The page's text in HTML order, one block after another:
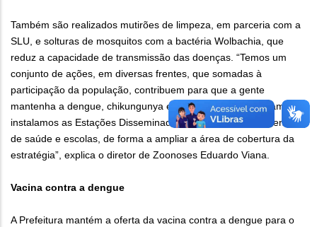
Também são realizados mutirões de limpeza, em parceria com a
SLU, e solturas de mosquitos com a bactéria Wolbachia, que
reduz a capacidade de transmissão das doenças. “Temos um
conjunto de ações, em diversas frentes, que somadas à
participação da população, contribuem para que a gente
mantenha a dengue, chikungunya e zika sobre controle. Também
instalamos as Estações Disseminadoras de Larvicida em centros
de saúde e escolas, de forma a ampliar a área de cobertura da
estratégia”, explica o diretor de Zoonoses Eduardo Viana.
Vacina contra a dengue
A Prefeitura mantém a oferta da vacina contra a dengue para o